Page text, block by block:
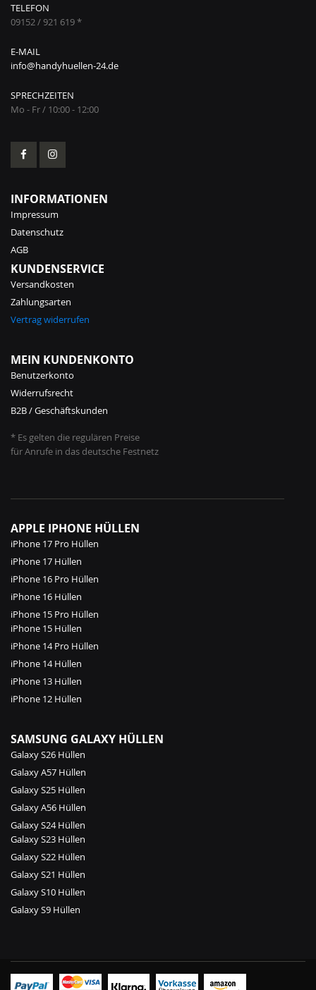
TELEFON
09152 / 921 619 *
E-MAIL
info@handyhuellen-24.de
SPRECHZEITEN
Mo - Fr / 10:00 - 12:00
INFORMATIONEN
Impressum
Datenschutz
AGB
KUNDENSERVICE
Versandkosten
Zahlungsarten
Vertrag widerrufen
MEIN KUNDENKONTO
Benutzerkonto
Widerrufsrecht
B2B / Geschäftskunden
* Es gelten die regulären Preise
für Anrufe in das deutsche Festnetz
APPLE IPHONE HÜLLEN
iPhone 17 Pro Hüllen
iPhone 17 Hüllen
iPhone 16 Pro Hüllen
iPhone 16 Hüllen
iPhone 15 Pro Hüllen
iPhone 15 Hüllen
iPhone 14 Pro Hüllen
iPhone 14 Hüllen
iPhone 13 Hüllen
iPhone 12 Hüllen
SAMSUNG GALAXY HÜLLEN
Galaxy S26 Hüllen
Galaxy A57 Hüllen
Galaxy S25 Hüllen
Galaxy A56 Hüllen
Galaxy S24 Hüllen
Galaxy S23 Hüllen
Galaxy S22 Hüllen
Galaxy S21 Hüllen
Galaxy S10 Hüllen
Galaxy S9 Hüllen